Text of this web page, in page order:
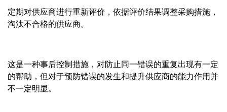
定期对供应商进行重新评价，依据评价结果调整采购措施，
淘汰不合格的供应商。
这是一种事后控制措施，对防止同一错误的重复出现有一定
的帮助，但对于预防错误的发生和提升供应商的能力作用并
不一定明显。